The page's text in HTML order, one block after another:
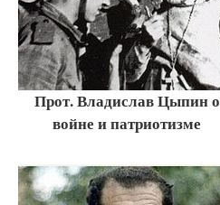
Прот. Владислав Цыпин о
войне и патриотизме